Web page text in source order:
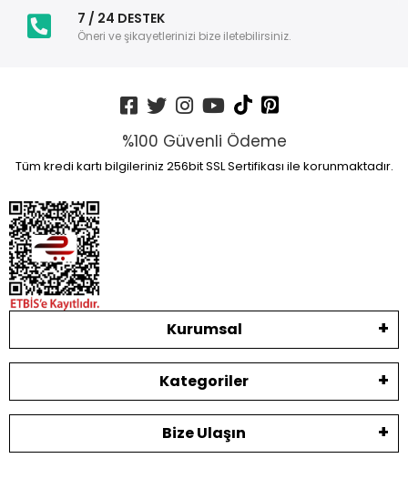
7 / 24 DESTEK
Öneri ve şikayetlerinizi bize iletebilirsiniz.
%100 Güvenli Ödeme
Tüm kredi kartı bilgileriniz 256bit SSL Sertifikası ile korunmaktadır.
Kurumsal
Kategoriler
Bize Ulaşın